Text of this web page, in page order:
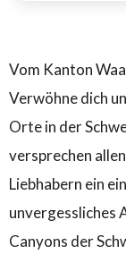
Vom Kanton
Verwöhne dich
Orte in der
versprechen
Liebhabern ein
unvergessliches
Canyons der